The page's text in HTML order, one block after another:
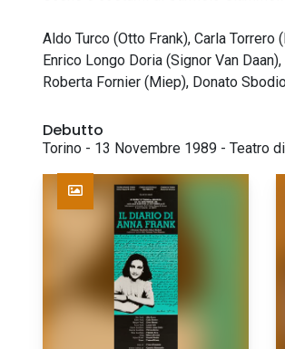
Aldo Turco (Otto Frank), Carla Torrero
Enrico Longo Doria (Signor Van
Roberta Fornier (Miep), Donato
Debutto
Torino - 13 Novembre 1989 - Teatro